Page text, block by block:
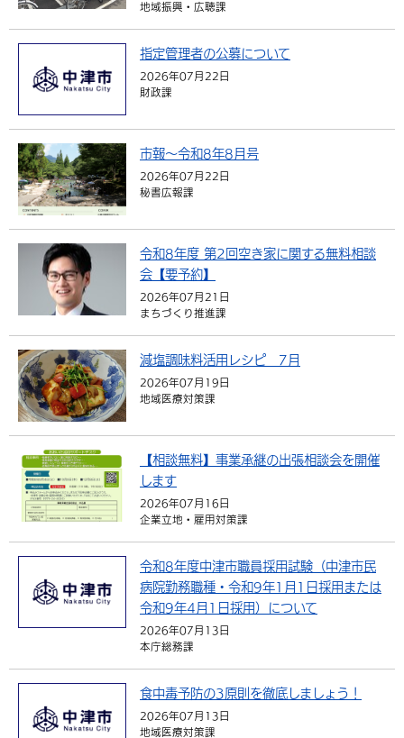
地域振興・広聴課
指定管理者の公募について
2026年07月22日
財政課
市報～令和8年8月号
2026年07月22日
秘書広報課
令和8年度 第2回空き家に関する無料相談
会【要予約】
2026年07月21日
まちづくり推進課
減塩調味料活用レシピ 7月
2026年07月19日
地域医療対策課
【相談無料】事業承継の出張相談会を開催
します
2026年07月16日
企業立地・雇用対策課
令和8年度中津市職員採用試験（中津市民
病院勤務職種・令和9年1月1日採用または
令和9年4月1日採用）について
2026年07月13日
本庁総務課
食中毒予防の3原則を徹底しましょう！
2026年07月13日
地域医療対策課